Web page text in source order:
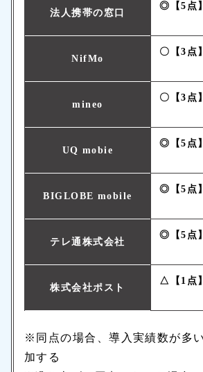
法人携帯の窓口
◎【5点】
NifMo
〇【3点】
mineo
〇【3点】
UQ mobie
◎【5点】
BIGLOBE mobile
◎【5点】
テレ通株式会社
◎【5点】
株式会社ポスト
△【1点】
※同点の場合、導入実績数が多
加する